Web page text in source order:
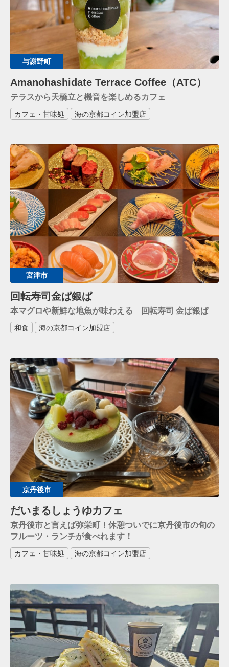
与謝野町
Amanohashidate Terrace Coffee（ATC）
テラスから天橋立と機音を楽しめるカフェ
カフェ・甘味処 海の京都コイン加盟店
宮津市
回転寿司金ぱ銀ぱ
本マグロや新鮮な地魚が味わえる 回転寿司 金ぱ銀ぱ
和食 海の京都コイン加盟店
京丹後市
だいまるしょうゆカフェ
京丹後市と言えば弥栄町！休憩ついでに京丹後市の旬の
フルーツ・ランチが食べれます！
カフェ・甘味処 海の京都コイン加盟店